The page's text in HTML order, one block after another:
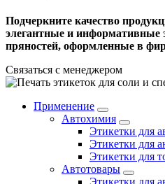
Подчеркните качество
элегантные и информативные
пряностей, оформленные в
Связаться с менеджером
Применение
Автохимия
Этикетки для
Этикетки для
Этикетки для
Автотовары